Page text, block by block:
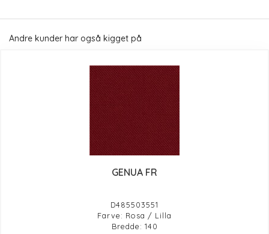
Andre kunder har også kigget på
GENUA FR
D485503551
Farve: Rosa / Lilla
Bredde: 140